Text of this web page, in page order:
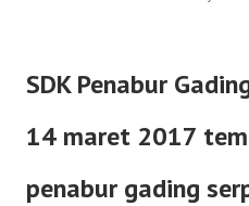
SDK Penabur
14 maret 2017
penabur gading